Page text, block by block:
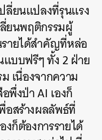
ลี่ยนแปลงที่รุนแรง
ลี่ยนพฤติกรรมผู้
ายได้สำคัญที่หล่อ
แบบฟรีๆ ทั้ง 2 ฝ่าย
เนื่องจากความ
พึ่งป่า AI เองก็
อสร้างผลลัพธ์ที่
ก็ต้องการรายได้